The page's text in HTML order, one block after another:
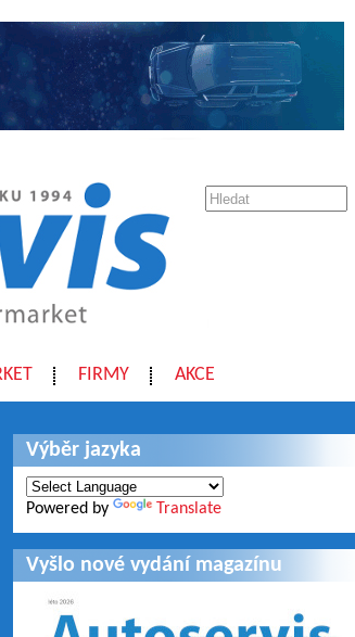
FIRMY AKCE
Výběr jazyka
Powered by Translate
Vyšlo nové vydání magazínu